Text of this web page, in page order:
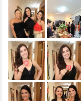
&nbsp; &nbsp;
&nbsp; &nbsp;
&nbsp; &nbsp;